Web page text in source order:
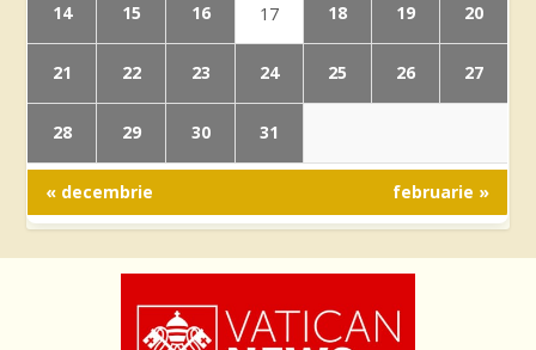
14 15 16 17 18 19 20
21 22 23 24 25 26 27
28 29 30 31
« decembrie februarie »